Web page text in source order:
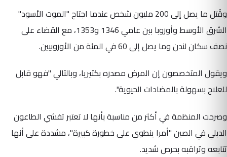
وقُتل ما يصل إلى 200 مليون شخص عندما اجتاح "الموت الأسود"
الشرق الأوسط وأوروبا بين عامي 1346 و1353، مع القضاء على
نصف سكان لندن وما يصل إلى 60 في المئة من الأوروبيين.
ويقول المتخصصون إن المرض مصدره بكتيريا، وبالتالي "فهو قابل
للعلاج بسهولة بالمضادات الحيوية".
وصرحت المنظمة في أكثر من مناسبة بأنها لا تعتبر تفشي الطاعون
الدبلي في الصين "أمرا ينطوي على خطورة كبيرة"، مشددة على أنها
تتابعه وتراقبه بحرص شديد.